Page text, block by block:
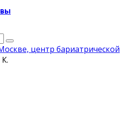
центр бариатрической